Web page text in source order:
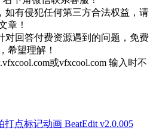
如有侵犯任何第三方合法权益，请
章！
对回答付费资源遇到的问题，免费
希望理解！
或vfxcool.com 输入时不
点标记动画 BeatEdit v2.0.005